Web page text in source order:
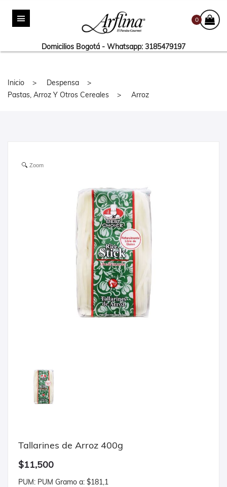
0
Domicilios Bogotá - Whatsapp: 3185479197
Inicio
Despensa
Pastas, Arroz Y Otros Cereales
Arroz
Zoom
Tallarines de Arroz 400g
$11,500
PUM: PUM Gramo a: $181,1